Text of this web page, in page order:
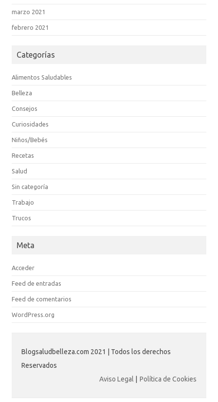
marzo 2021
febrero 2021
Categorías
Alimentos Saludables
Belleza
Consejos
Curiosidades
Niños/Bebés
Recetas
Salud
Sin categoría
Trabajo
Trucos
Meta
Acceder
Feed de entradas
Feed de comentarios
WordPress.org
Blogsaludbelleza.com 2021 | Todos los derechos
Reservados
Aviso Legal
Política de Cookies